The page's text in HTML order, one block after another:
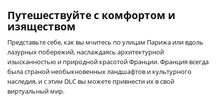
Путешествуйте с комфортом и
изяществом
Представьте себе, как вы мчитесь по улицам Парижа или вдоль
лазурных побережий, наслаждаясь архитектурной
изысканностью и природной красотой Франции. Франция всегда
была страной необыкновенных ландшафтов и культурного
наследия, и с этим DLC вы можете привнести их в свой
виртуальный мир.